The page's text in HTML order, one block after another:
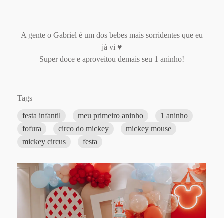
A gente o Gabriel é um dos bebes mais sorridentes que eu
já vi ♥
Super doce e aproveitou demais seu 1 aninho!
Tags
festa infantil meu primeiro aninho
1 aninho
fofura
circo do mickey
mickey mouse
mickey circus
festa